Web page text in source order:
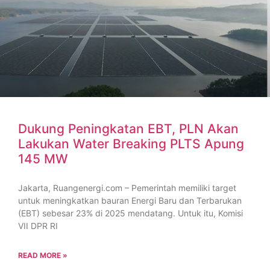
Dukung Peningkatan EBT, PLN Akan
Lakukan Water Breaking PLTS Apung
145 MW
Jakarta, Ruangenergi.com – Pemerintah memiliki target
untuk meningkatkan bauran Energi Baru dan Terbarukan
(EBT) sebesar 23% di 2025 mendatang. Untuk itu, Komisi
VII DPR RI
READ MORE »